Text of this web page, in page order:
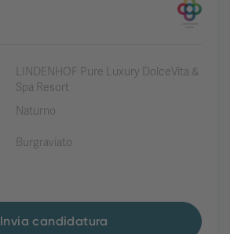
LINDENHOF Pure Luxury DolceVita &
Spa Resort
Naturno
Burgraviato
Invia candidatura